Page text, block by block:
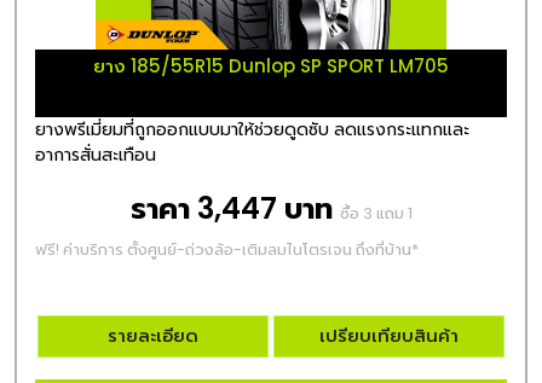
ยาง 185/55R15 Dunlop SP SPORT LM705
ยางพรีเมี่ยมที่ถูกออกแบบมาให้ช่วยดูดซับ ลดแรงกระแทกและ
อาการสั่นสะเทือน
ราคา 3,447 บาท ซื้อ 3 แถม 1
ฟรี! ค่าบริการ ตั้งศูนย์-ถ่วงล้อ-เติมลมไนโตรเจน ถึงที่บ้าน*
รายละเอียด เปรียบเทียบสินค้า